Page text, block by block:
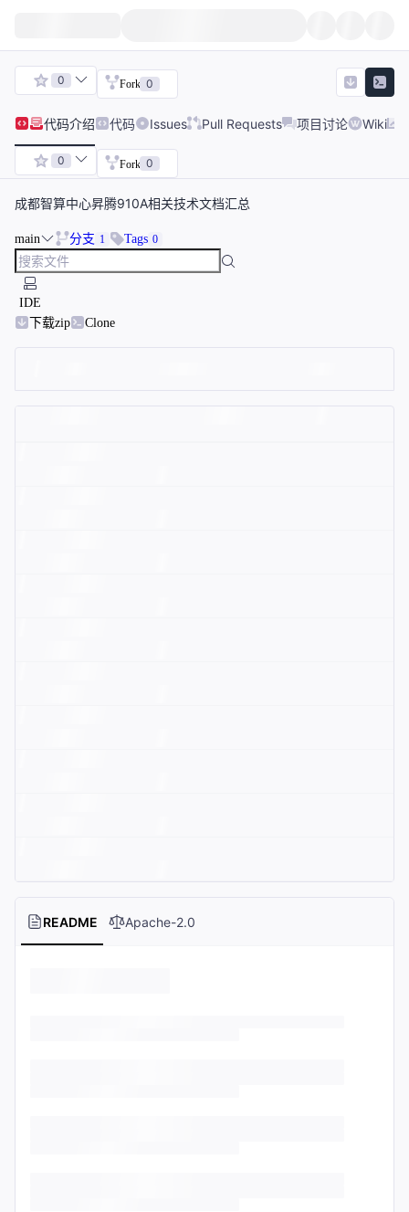
0 Fork 0
代码介绍 代码 Issues Pull Requests 项目讨论 Wiki
0 Fork 0
成都智算中心昇腾910A相关技术文档汇总
main 分支 1 Tags 0
IDE
下载zip
Clone
README Apache-2.0